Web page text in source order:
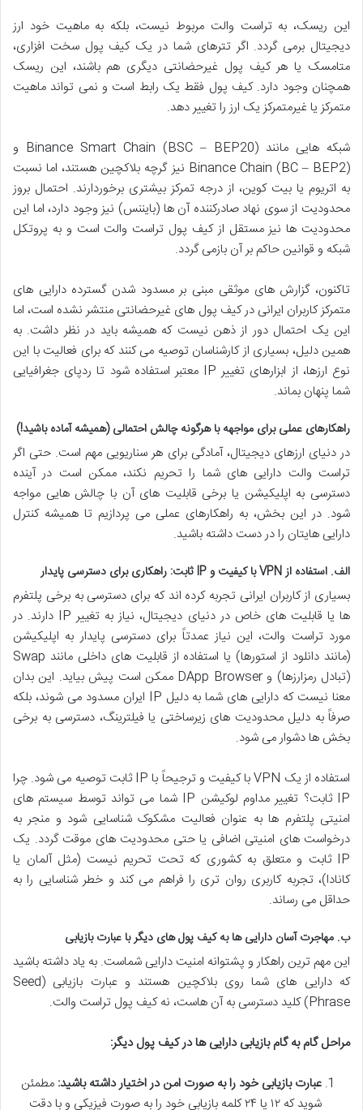
این ریسک، به تراست والت مربوط نیست، بلکه به ماهیت خود ارز
دیجیتال برمی گردد. اگر تترهای شما در یک کیف پول سخت افزاری،
متامسک یا هر کیف پول غیرحضانتی دیگری هم باشند، این ریسک
همچنان وجود دارد. کیف پول فقط یک رابط است و نمی تواند ماهیت
متمرکز یا غیرمتمرکز یک ارز را تغییر دهد.
شبکه هایی مانند Binance Smart Chain (BSC – BEP20) و
Binance Chain (BC – BEP2) نیز گرچه بلاکچین هستند، اما نسبت
به اتریوم یا بیت کوین، از درجه تمرکز بیشتری برخوردارند. احتمال بروز
محدودیت از سوی نهاد صادرکننده آن ها (بایننس) نیز وجود دارد، اما این
محدودیت ها نیز مستقل از کیف پول تراست والت است و به پروتکل
شبکه و قوانین حاکم بر آن بازمی گردد.
تاکنون، گزارش های موثقی مبنی بر مسدود شدن گسترده دارایی های
متمرکز کاربران ایرانی در کیف پول های غیرحضانتی منتشر نشده است، اما
این یک احتمال دور از ذهن نیست که همیشه باید در نظر داشت. به
همین دلیل، بسیاری از کارشناسان توصیه می کنند که برای فعالیت با این
نوع ارزها، از ابزارهای تغییر IP معتبر استفاده شود تا ردپای جغرافیایی
شما پنهان بماند.
راهکارهای عملی برای مواجهه با هرگونه چالش احتمالی (همیشه آماده باشید!)
در دنیای ارزهای دیجیتال، آمادگی برای هر سناریویی مهم است. حتی اگر
تراست والت دارایی های شما را تحریم نکند، ممکن است در آینده
دسترسی به اپلیکیشن یا برخی قابلیت های آن با چالش هایی مواجه
شود. در این بخش، به راهکارهای عملی می پردازیم تا همیشه کنترل
دارایی هایتان را در دست داشته باشید.
الف. استفاده از VPN با کیفیت و IP ثابت: راهکاری برای دسترسی پایدار
بسیاری از کاربران ایرانی تجربه کرده اند که برای دسترسی به برخی پلتفرم
ها یا قابلیت های خاص در دنیای دیجیتال، نیاز به تغییر IP دارند. در
مورد تراست والت، این نیاز عمدتاً برایدسترسی پایدار به اپلیکیشن
(مانند دانلود از استورها) یا استفاده از قابلیت های داخلی مانند Swap
(تبادل رمزارزها) و DApp Browser ممکن است پیش بیاید. این بدان
معنا نیست که دارایی های شما به دلیل IP ایران مسدود می شوند، بلکه
صرفاً به دلیل محدودیت های زیرساختی یا فیلترینگ، دسترسی به برخی
بخش ها دشوار می شود.
استفاده از یک VPN با کیفیت و ترجیحاً با
IP ثابت
توصیه می شود. چرا
IP ثابت؟ تغییر مداوم لوکیشن IP شما می تواند توسط سیستم های
امنیتی پلتفرم ها به عنوان فعالیت مشکوک شناسایی شود و منجر به
درخواست های امنیتی اضافی یا حتی محدودیت های موقت گردد. یک
IP ثابت و متعلق به کشوری که تحت تحریم نیست (مثل آلمان یا
کانادا)، تجربه کاربری روان تری را فراهم می کند و خطر شناسایی را به
حداقل می رساند.
ب. مهاجرت آسان دارایی ها به کیف پول های دیگر با عبارت بازیابی
این مهم ترین راهکار و پشتوانه امنیت دارایی شماست. به یاد داشته باشید
که دارایی های شما روی بلاکچین هستند و عبارت بازیابی (Seed
Phrase) کلید دسترسی به آن هاست، نه کیف پول تراست والت.
مراحل گام به گام بازیابی دارایی ها در کیف پول دیگر:
عبارت بازیابی خود را به صورت امن در اختیار داشته باشید: مطمئن
شوید که ۱۲ یا ۲۴ کلمه بازیابی خود را به صورت فیزیکی و با دقت